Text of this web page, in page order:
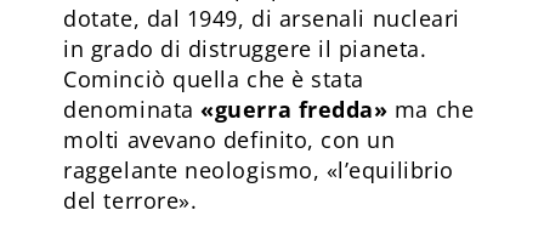
dotate, dal 1949, di arsenali nucleari
in grado di distruggere il pianeta.
Cominciò quella che è stata
denominata «guerra fredda» ma che
molti avevano definito, con un
raggelante neologismo, «l’equilibrio
del terrore».